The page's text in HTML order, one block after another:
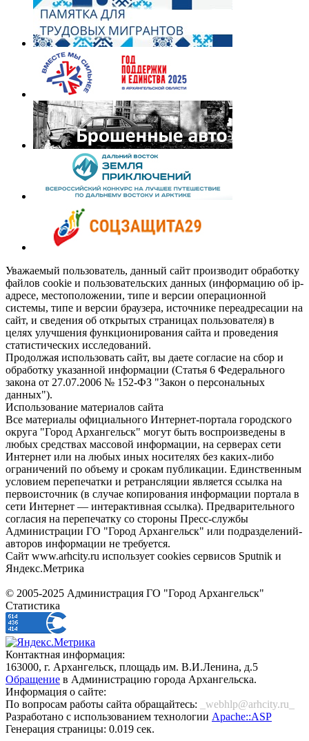
Уважаемый пользователь, данный сайт производит обработку
файлов cookie и пользовательских данных (информацию об ip-
адресе, местоположении, типе и версии операционной
системы, типе и версии браузера, источнике переадресации на
сайт, и сведения об открытых страницах пользователя) в
целях улучшения функционирования сайта и проведения
статистических исследований.
Продолжая использовать сайт, вы даете согласие на сбор и
обработку указанной информации (Статья 6 Федерального
закона от 27.07.2006 № 152-ФЗ "Закон о персональных
данных").
Использование материалов сайта
Все материалы официального Интернет-портала городского
округа "Город Архангельск" могут быть воспроизведены в
любых средствах массовой информации, на серверах сети
Интернет или на любых иных носителях без каких-либо
ограничений по объему и срокам публикации. Единственным
условием перепечатки и ретрансляции является ссылка на
первоисточник (в случае копирования информации портала в
сети Интернет — интерактивная ссылка). Предварительного
согласия на перепечатку со стороны Пресс-службы
Администрации ГО "Город Архангельск" или подразделений-
авторов информации не требуется.
Сайт www.arhcity.ru использует cookies сервисов Sputnik и
Яндекс.Метрика
© 2005-2025 Администрация ГО "Город Архангельск"
Статистика
Контактная информация:
163000, г. Архангельск, площадь им. В.И.Ленина, д.5
Обращение в Администрацию города Архангельска.
Информация о сайте:
По вопросам работы сайта обращайтесь:
_webhlp@arhcity.ru_
Разработано с использованием технологии Apache::ASP
Генерация страницы: 0.019 сек.